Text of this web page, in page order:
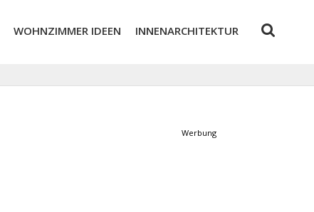
WOHNZIMMER IDEEN INNENARCHITEKTUR
Werbung